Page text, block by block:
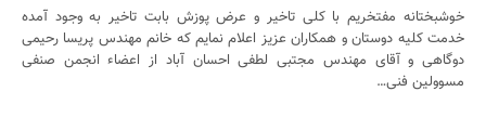
خوشبختانه مفتخریم با کلی تاخیر و عرض پوزش بابت تاخیر به وجود آمده
خدمت کلیه دوستان و همکاران عزیز اعلام نمایم که خانم مهندس پریسا رحیمی
دوگاهی و آقای مهندس مجتبی لطفی احسان آباد از اعضاء انجمن صنفی
مسوولین فنی…